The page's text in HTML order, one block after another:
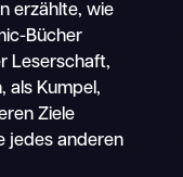
erzählte, wie
Bücher
Leserschaft,
als Kumpel,
Ziele
jedes anderen